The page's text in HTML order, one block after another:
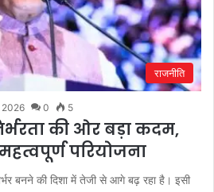
राजनीति
2026 0 5
की ओर बड़ा कदम,
परियोजना
बनने की दिशा में तेजी से आगे बढ़ रहा है। इसी